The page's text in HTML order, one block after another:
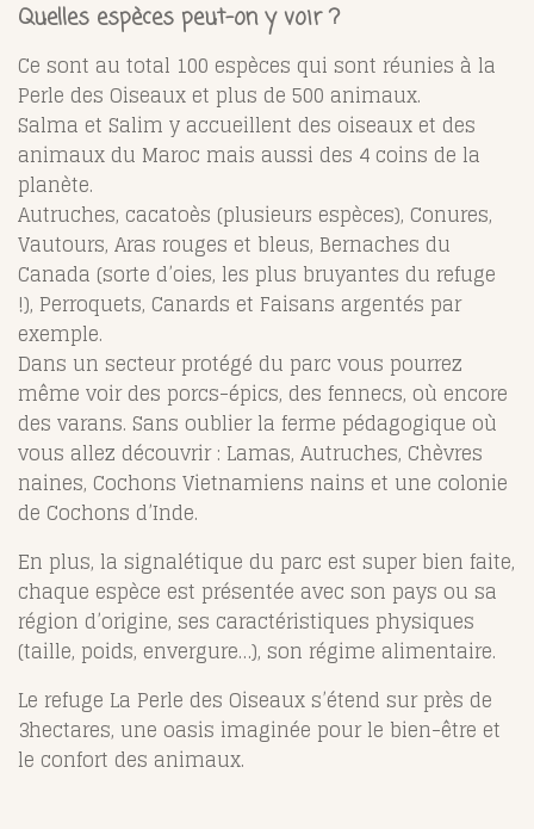
Quelles espèces peut-on y voir ?
Ce sont au total 100 espèces qui sont réunies à la
Perle des Oiseaux et plus de 500 animaux.
Salma et Salim y accueillent des oiseaux et des
animaux du Maroc mais aussi des 4 coins de la
planète.
Autruches, cacatoès (plusieurs espèces), Conures,
Vautours, Aras rouges et bleus, Bernaches du
Canada (sorte d’oies, les plus bruyantes du refuge
!), Perroquets, Canards et Faisans argentés par
exemple.
Dans un secteur protégé du parc vous pourrez
même voir des porcs-épics, des fennecs, où encore
des varans. Sans oublier la ferme pédagogique où
vous allez découvrir : Lamas, Autruches, Chèvres
naines, Cochons Vietnamiens nains et une colonie
de Cochons d’Inde.
En plus, la signalétique du parc est super bien faite,
chaque espèce est présentée avec son pays ou sa
région d’origine, ses caractéristiques physiques
(taille, poids, envergure…), son régime alimentaire.
Le refuge La Perle des Oiseaux s’étend sur près de
3hectares, une oasis imaginée pour le bien-être et
le confort des animaux.